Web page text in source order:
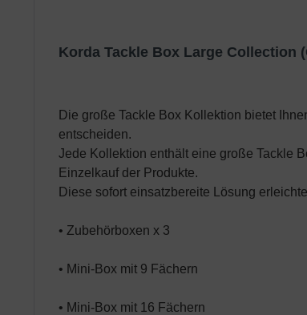
Korda Tackle Box Large Collection
Die große Tackle Box Kollektion bietet
entscheiden.
Jede Kollektion enthält eine große Tackle
Einzelkauf der Produkte.
Diese sofort einsatzbereite Lösung
• Zubehörboxen x 3
• Mini-Box mit 9 Fächern
• Mini-Box mit 16 Fächern